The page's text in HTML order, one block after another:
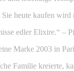
heute kaufen
edler Elixire.“ –
Marke 2003 in
Familie kreierte,